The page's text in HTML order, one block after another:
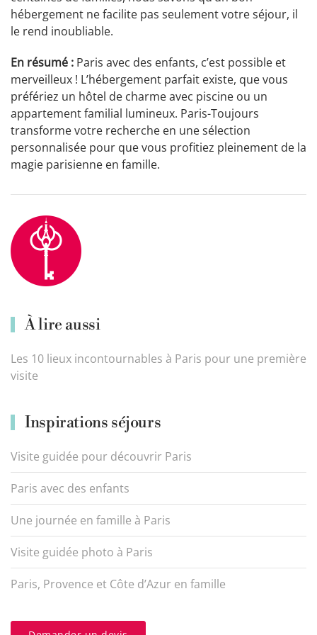
hébergement ne facilite pas seulement votre séjour, il
le rend inoubliable.
En résumé : Paris avec des enfants, c’est possible et
merveilleux ! L’hébergement parfait existe, que vous
préfériez un hôtel de charme avec piscine ou un
appartement familial lumineux. Paris-Toujours
transforme votre recherche en une sélection
personnalisée pour que vous profitiez pleinement de la
magie parisienne en famille.
À lire aussi
Les 10 lieux incontournables à Paris pour une première
visite
Inspirations séjours
Visite guidée pour découvrir Paris
Paris avec des enfants
Une journée en famille à Paris
Visite guidée photo à Paris
Paris, Provence et Côte d’Azur en famille